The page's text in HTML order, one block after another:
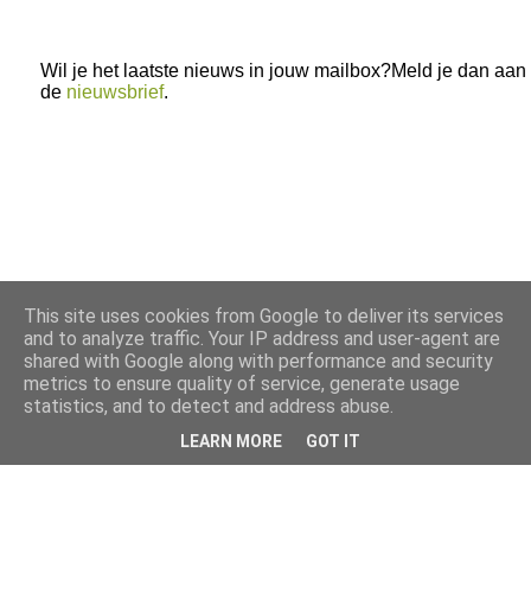
Wil je het laatste nieuws in jouw mailbox?Meld je dan aan
de nieuwsbrief.
This site uses cookies from Google to deliver its services
and to analyze traffic. Your IP address and user-agent are
shared with Google along with performance and security
metrics to ensure quality of service, generate usage
statistics, and to detect and address abuse.
LEARN MORE GOT IT